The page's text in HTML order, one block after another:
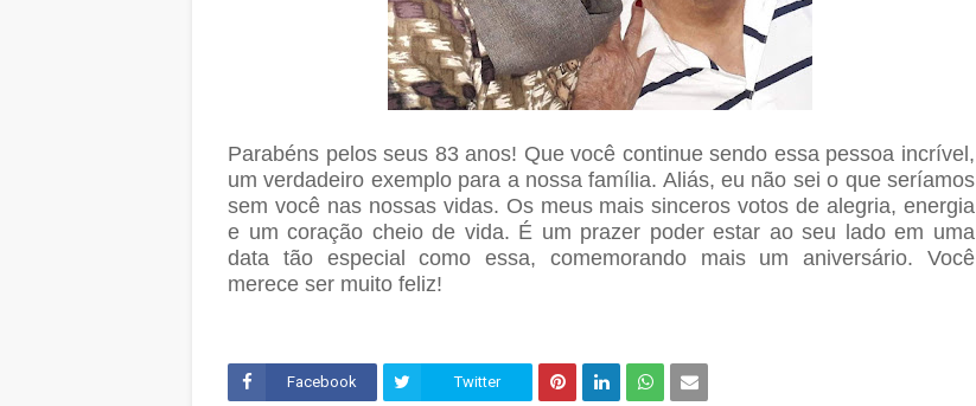
Parabéns pelos seus 83 anos! Que você continue sendo essa pessoa incrível,
um verdadeiro exemplo para a nossa família. Aliás, eu não sei o que seríamos
sem você nas nossas vidas. Os meus mais sinceros votos de alegria, energia
e um coração cheio de vida. É um prazer poder estar ao seu lado em uma
data tão especial como essa, comemorando mais um aniversário. Você
merece ser muito feliz!
Facebook Twitter